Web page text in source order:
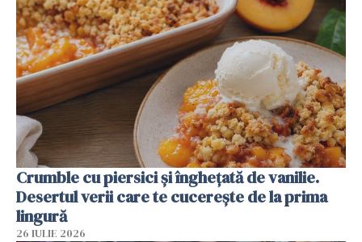
Crumble cu piersici și înghețată de vanilie.
Desertul verii care te cucerește de la prima
lingură
26 IULIE 2026